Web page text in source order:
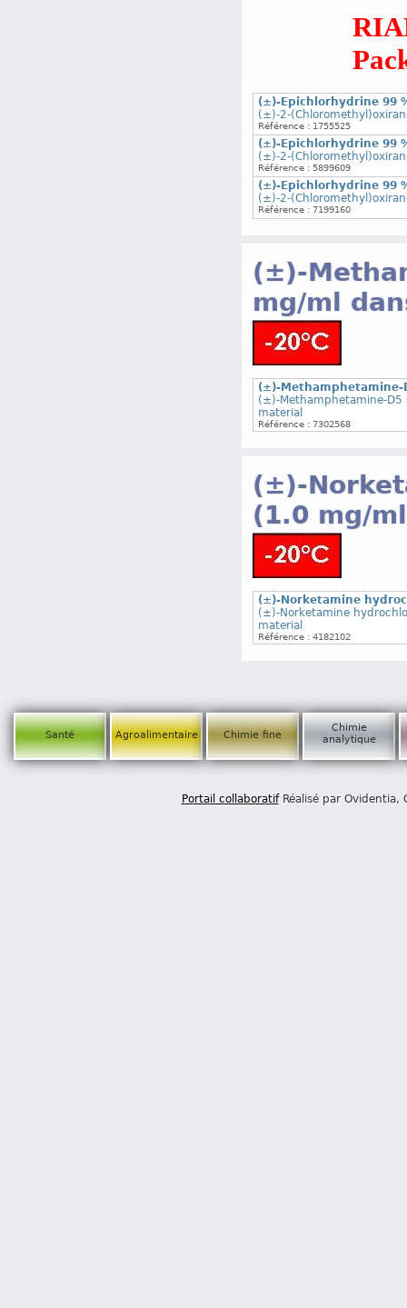
(±)-Epichlorhydrine 99
(±)-2-
Référence : 1755525
(±)-Epichlorhydrine 99
(±)-2-
Référence : 5899609
(±)-Epichlorhydrine 99
(±)-2-
Référence : 7199160
(±)-
mg/ml
(±)-
(±)-Methamphetamine-
material
Référence : 7302568
(±)-
(1.0 mg/
(±)-Norketamine
(±)-Norketamine
material
Référence : 4182102
Santé Agroalimentaire Chimie fine
Chimie
analytique
Portail collaboratifRéalisé par Ovidentia,